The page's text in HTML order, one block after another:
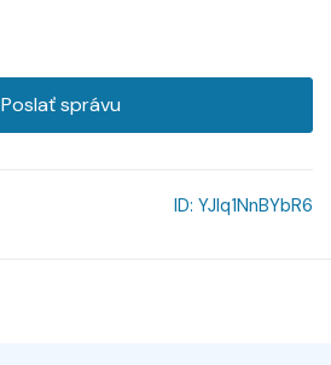
Poslať správu
ID: YJlq1NnBYbR6